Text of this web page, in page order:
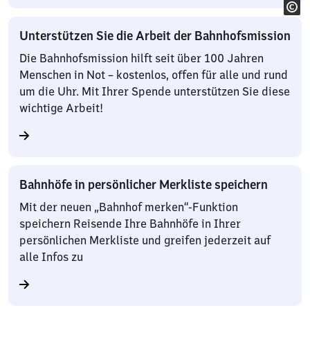
Unterstützen Sie die Arbeit der Bahnhofsmission
Die Bahnhofsmission hilft seit über 100 Jahren
Menschen in Not – kostenlos, offen für alle und rund
um die Uhr. Mit Ihrer Spende unterstützen Sie diese
wichtige Arbeit!
Bahnhöfe in persönlicher Merkliste speichern
Mit der neuen „Bahnhof merken“-Funktion
speichern Reisende Ihre Bahnhöfe in Ihrer
persönlichen Merkliste und greifen jederzeit auf
alle Infos zu